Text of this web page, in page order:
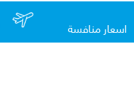
اسعار منافسة